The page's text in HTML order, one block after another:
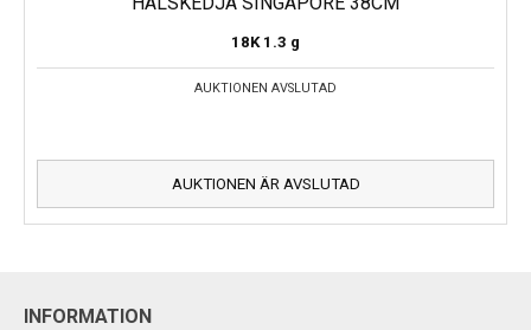
18K 1.3 g
AUKTIONEN AVSLUTAD
AUKTIONEN ÄR AVSLUTAD
INFORMATION